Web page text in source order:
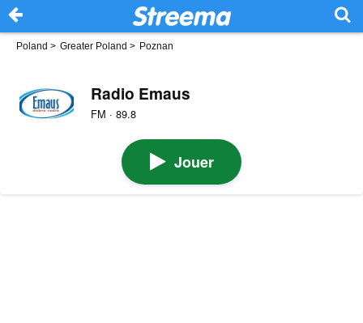
Poland > Greater Poland > Poznan
Radio Emaus
FM · 89.8
Jouer